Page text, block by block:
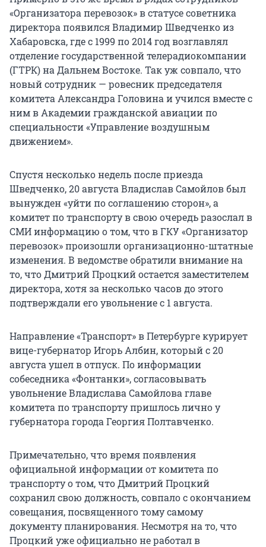
«Организатора перевозок» в статусе советника
директора появился Владимир Шведченко из
Хабаровска, где с 1999 по 2014 год возглавлял
отделение государственной телерадиокомпании
(ГТРК) на Дальнем Востоке. Так уж совпало, что
новый сотрудник — ровесник председателя
комитета Александра Головина и учился вместе с
ним в Академии гражданской авиации по
специальности «Управление воздушным
движением».
Спустя несколько недель после приезда
Шведченко, 20 августа Владислав Самойлов был
вынужден «уйти по соглашению сторон», а
комитет по транспорту в свою очередь разослал в
СМИ информацию о том, что в ГКУ «Организатор
перевозок» произошли организационно-штатные
изменения. В ведомстве обратили внимание на
то, что Дмитрий Процкий остается заместителем
директора, хотя за несколько часов до этого
подтверждали его увольнение с 1 августа.
Направление «Транспорт» в Петербурге курирует
вице-губернатор Игорь Албин, который с 20
августа ушел в отпуск. По информации
собеседника «Фонтанки», согласовывать
увольнение Владислава Самойлова главе
комитета по транспорту пришлось лично у
губернатора города Георгия Полтавченко.
Примечательно, что время появления
официальной информации от комитета по
транспорту о том, что Дмитрий Процкий
сохранил свою должность, совпало с окончанием
совещания, посвященного тому самому
документу планирования. Несмотря на то, что
Процкий уже официально не работал в